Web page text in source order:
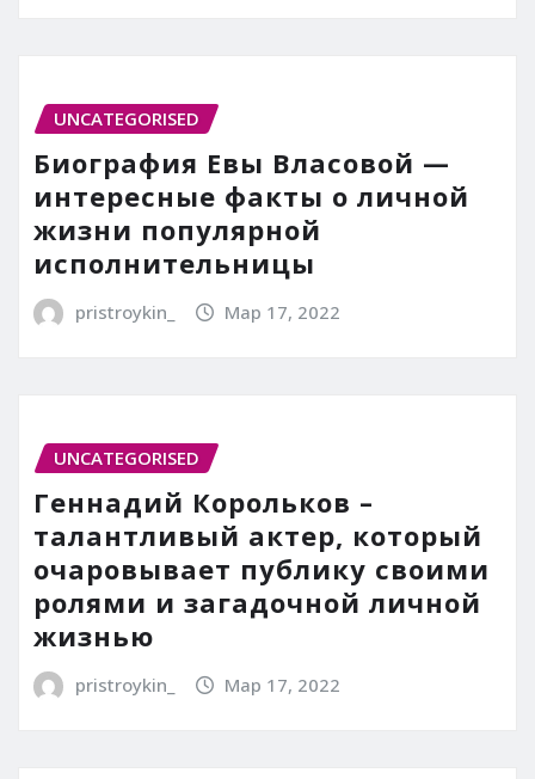
UNCATEGORISED
Биография Евы Власовой —
интересные факты о личной
жизни популярной
исполнительницы
pristroykin_ Мар 17, 2022
UNCATEGORISED
Геннадий Корольков –
талантливый актер, который
очаровывает публику своими
ролями и загадочной личной
жизнью
pristroykin_ Мар 17, 2022